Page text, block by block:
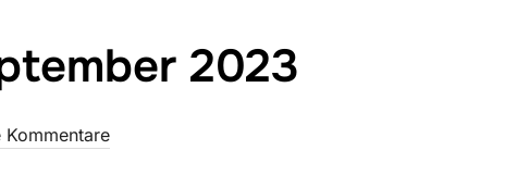
2023
Kommentare